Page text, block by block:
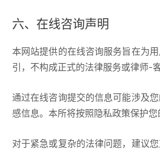
六、在线咨询声明
本网站提供的在线咨询服务旨在为
引，不构成正式的法律服务或律师-客
通过在线咨询提交的信息可能涉及
感信息。本所将按照隐私政策保护您
对于紧急或复杂的法律问题，建议